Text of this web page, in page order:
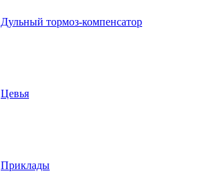
Дульный тормоз-компенсатор
Цевья
Приклады